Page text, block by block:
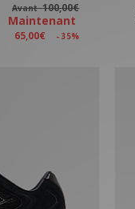
Avant100,00€
Maintenant
65,00€ - 35%